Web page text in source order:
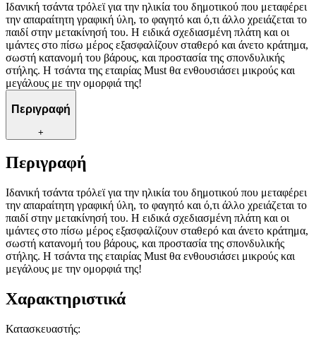
Ιδανική τσάντα τρόλεϊ για την ηλικία του δημοτικού που μεταφέρει
την απαραίτητη γραφική ύλη, το φαγητό και ό,τι άλλο χρειάζεται το
παιδί στην μετακίνησή του. Η ειδικά σχεδιασμένη πλάτη και οι
ιμάντες στο πίσω μέρος εξασφαλίζουν σταθερό και άνετο κράτημα,
σωστή κατανομή του βάρους, και προστασία της σπονδυλικής
στήλης. Η τσάντα της εταιρίας Must θα ενθουσιάσει μικρούς και
μεγάλους με την ομορφιά της!
Περιγραφή
+
Περιγραφή
Ιδανική τσάντα τρόλεϊ για την ηλικία του δημοτικού που μεταφέρει
την απαραίτητη γραφική ύλη, το φαγητό και ό,τι άλλο χρειάζεται το
παιδί στην μετακίνησή του. Η ειδικά σχεδιασμένη πλάτη και οι
ιμάντες στο πίσω μέρος εξασφαλίζουν σταθερό και άνετο κράτημα,
σωστή κατανομή του βάρους, και προστασία της σπονδυλικής
στήλης. Η τσάντα της εταιρίας Must θα ενθουσιάσει μικρούς και
μεγάλους με την ομορφιά της!
Χαρακτηριστικά
Κατασκευαστής: